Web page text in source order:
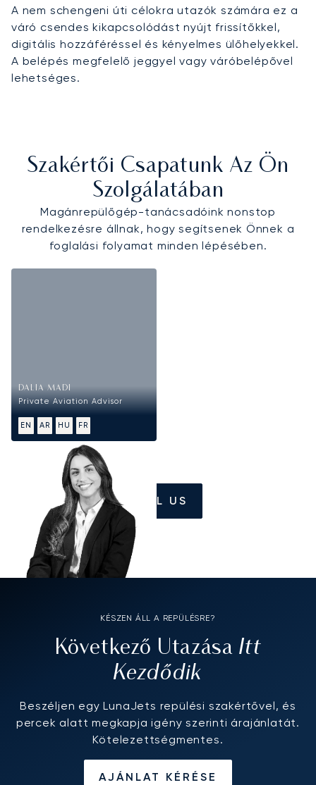
A nem schengeni úti célokra utazók számára ez a
váró csendes kikapcsolódást nyújt frissítőkkel,
digitális hozzáféréssel és kényelmes ülőhelyekkel.
A belépés megfelelő jeggyel vagy váróbelépővel
lehetséges.
Szakértői Csapatunk Az Ön
Szolgálatában
Magánrepülőgép-tanácsadóink nonstop
rendelkezésre állnak, hogy segítsenek Önnek a
foglalási folyamat minden lépésében.
DALIA MADI
Private Aviation Advisor
EN AR HU FR
CALL US
KÉSZEN ÁLL A REPÜLÉSRE?
Következő Utazása Itt
Kezdődik
Beszéljen egy LunaJets repülési szakértővel, és
percek alatt megkapja igény szerinti árajánlatát.
Kötelezettségmentes.
AJÁNLAT KÉRÉSE